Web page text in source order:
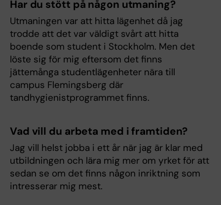
Har du stött på någon utmaning?
Utmaningen var att hitta lägenhet då jag
trodde att det var väldigt svårt att hitta
boende som student i Stockholm. Men det
löste sig för mig eftersom det finns
jättemånga studentlägenheter nära till
campus Flemingsberg där
tandhygienistprogrammet finns.
Vad vill du arbeta med i framtiden?
Jag vill helst jobba i ett år när jag är klar med
utbildningen och lära mig mer om yrket för att
sedan se om det finns någon inriktning som
intresserar mig mest.